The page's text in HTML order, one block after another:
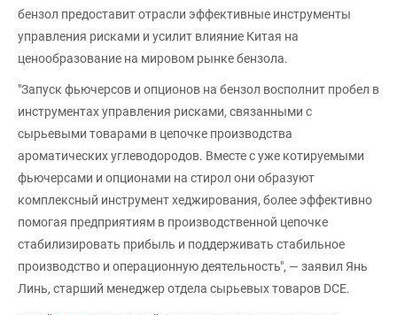
бензол предоставит отрасли эффективные инструменты
управления рисками и усилит влияние Китая на
ценообразование на мировом рынке бензола.
"Запуск фьючерсов и опционов на бензол восполнит пробел в
инструментах управления рисками, связанными с
сырьевыми товарами в цепочке производства
ароматических углеводородов. Вместе с уже котируемыми
фьючерсами и опционами на стирол они образуют
комплексный инструмент хеджирования, более эффективно
помогая предприятиям в производственной цепочке
стабилизировать прибыль и поддерживать стабильное
производство и операционную деятельность", — заявил Янь
Линь, старший менеджер отдела сырьевых товаров DCE.